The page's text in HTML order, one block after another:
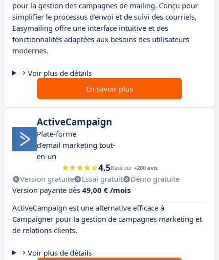
pour la gestion des campagnes de mailing. Conçu pour
simplifier le processus d'envoi et de suivi des courriels,
Easymailing offre une interface intuitive et des
fonctionnalités adaptées aux besoins des utilisateurs
modernes.
Voir plus de détails
En savoir plus
ActiveCampaign
Plate-forme
d'email marketing tout-
en-un
4.5Basé sur +200 avis
Version gratuite Essai gratuit
Démo gratuite
Version payante dès 49,00 € /mois
ActiveCampaign est une alternative efficace à
Campaigner pour la gestion de campagnes marketing et
de relations clients.
Voir plus de détails